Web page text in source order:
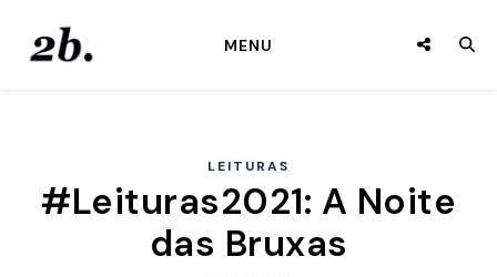
MENU
LEITURAS
#Leituras2021: A Noite
das Bruxas